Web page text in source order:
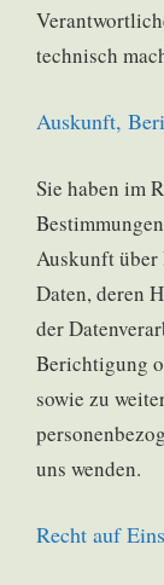
technisch
Auskunft,
Sie haben im
Auskunft über
Daten, deren
der
Berichtigung
sowie zu
uns wenden.
Recht auf